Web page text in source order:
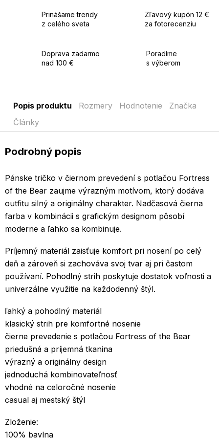
Prinášame trendy
z celého sveta
Zľavový kupón 12 €
za fotorecenziu
Doprava zadarmo
nad 100 €
Poradíme
s výberom
Popis produktu Rozmery Hodnotenie
Značka
Články
Podrobný popis
Pánske tričko v čiernom prevedení s potlačou Fortress
of the Bear zaujme výrazným motívom, ktorý dodáva
outfitu silný a originálny charakter. Nadčasová čierna
farba v kombinácii s grafickým designom pôsobí
moderne a ľahko sa kombinuje.
Príjemný materiál zaisťuje komfort pri nosení po celý
deň a zároveň si zachováva svoj tvar aj pri častom
používaní. Pohodlný strih poskytuje dostatok voľnosti a
univerzálne využitie na každodenný štýl.
ľahký a pohodlný materiál
klasický strih pre komfortné nosenie
čierne prevedenie s potlačou Fortress of the Bear
priedušná a príjemná tkanina
výrazný a originálny design
jednoduchá kombinovateľnosť
vhodné na celoročné nosenie
casual aj mestský štýl
Zloženie:
100% bavlna